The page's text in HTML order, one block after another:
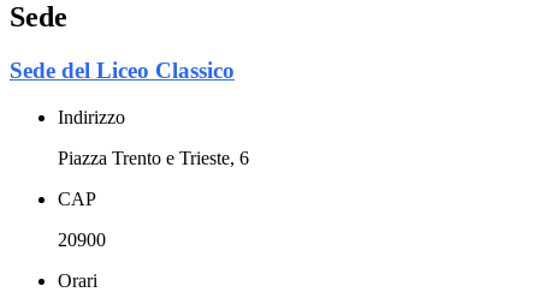
Sede
Sede del Liceo Classico
Indirizzo
Piazza Trento e Trieste, 6
CAP
20900
Orari